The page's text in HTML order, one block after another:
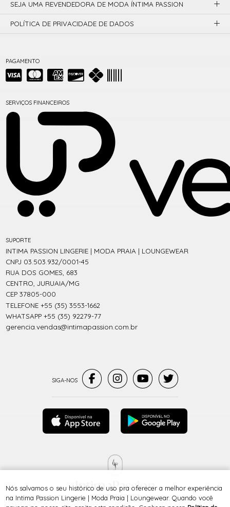
PAGAMENTO
SERVIÇOS FINANCEIROS
SUPORTE
INTIMA PASSION LINGERIE | MODA PRAIA | LOUNGEWEAR
CNPJ 03.503.932/0001-45
RUA DOS GOMES, 683
CENTRO, JURUAIA/MG
CEP 37805-000
TELEFONE +55 (35) 3553-1662
WHATSAPP +55 (35) 92279-77
gerencia.vendas@intimapassion.com.br
SEJA UMA REVENDEDORA DE MODA ÍNTIMA PASSION
POLÍTICA DE PRIVACIDADE DE DADOS
® TODOS DIREITOS RESERVADOS
Nós salvamos o seu histórico de uso pra oferecer a melhor experiência
na Intima Passion Lingerie | Moda Praia | Loungewear. Quando você